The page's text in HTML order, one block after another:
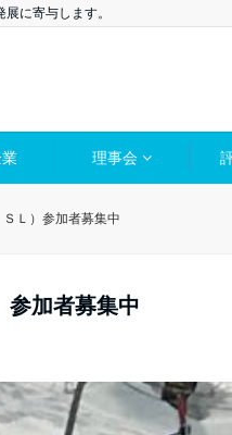
に寄与します。
理事会
Ｌ）参加者募集中
加者募集中